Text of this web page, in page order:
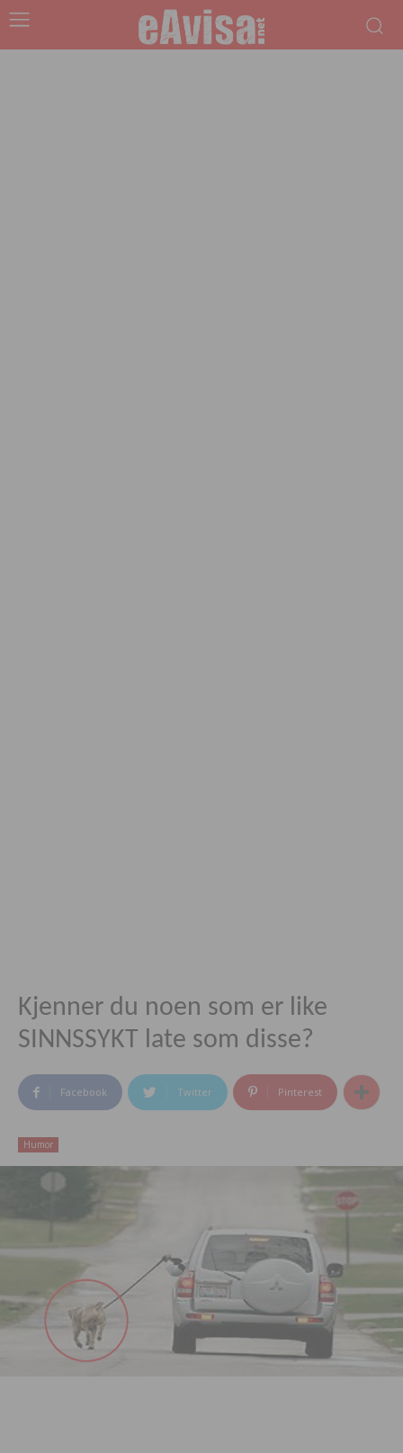
Kjenner du noen som er like
SINNSSYKT late som disse?
Facebook Twitter Pinterest
Humor